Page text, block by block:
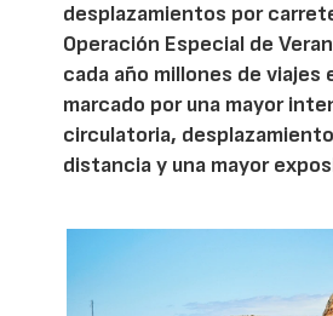
desplazamientos por
Operación Especial de
cada año millones de viajes
marcado por una mayor
circulatoria,
distancia y una mayor